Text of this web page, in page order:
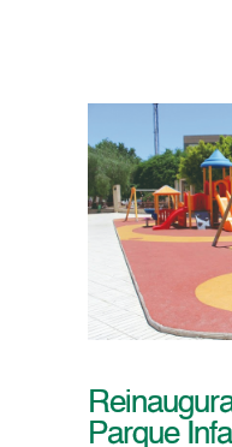
Parque